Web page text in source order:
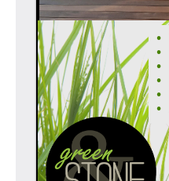
•
•
•
•
•
•